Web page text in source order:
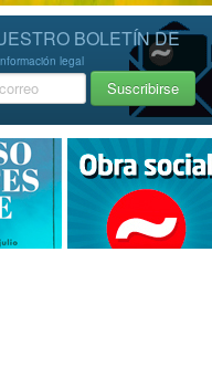
BOLETÍN DE
legal